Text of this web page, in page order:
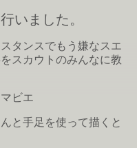
いました。
タンスでもう嫌なスエ
スカウトのみんなに教
ビエ
と手足を使って描くと